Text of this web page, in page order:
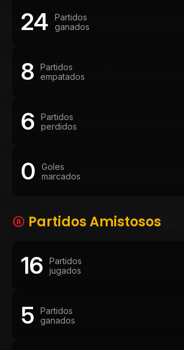
24
Partidos
ganados
8
Partidos
empatados
6
Partidos
perdidos
0
Goles
marcados
Partidos Amistosos
16
Partidos
jugados
5
Partidos
ganados